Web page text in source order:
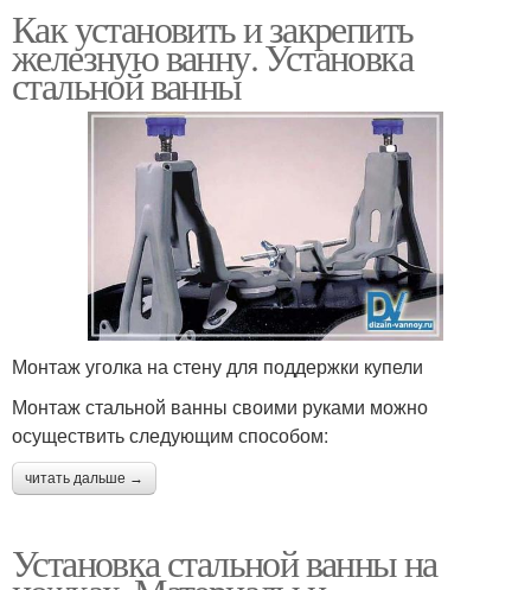
Как установить и закрепить
железную ванну. Установка
стальной ванны
Монтаж уголка на стену для поддержки купели
Монтаж стальной ванны своими руками можно
осуществить следующим способом:
читать дальше →
Установка стальной ванны на